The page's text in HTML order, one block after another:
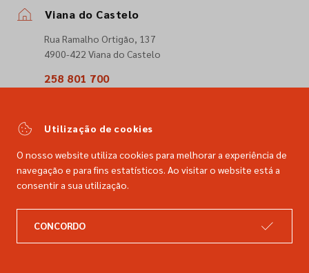
Viana do Castelo
Rua Ramalho Ortigão, 137
4900-422 Viana do Castelo
258 801 700
comercial@dimacer.com
Catálogo
Utilização de cookies
O nosso website utiliza cookies para melhorar a experiência de
navegação e para fins estatísticos. Ao visitar o website está a
consentir a sua utilização.
CONCORDO